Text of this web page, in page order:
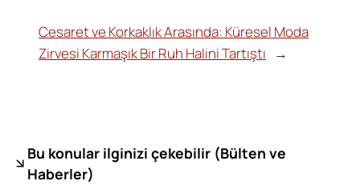
Cesaret ve Korkaklık Arasında: Küresel Moda
Zirvesi Karmaşık Bir Ruh Halini Tartıştı
→
Bu konular ilginizi çekebilir (Bülten ve
Haberler)